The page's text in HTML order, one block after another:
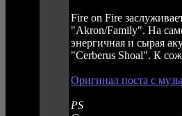
Fire on Fire
"Akron/Family". На
энергичная и сырая
"Cerberus Shoal". К
Оригинал поста с
PS